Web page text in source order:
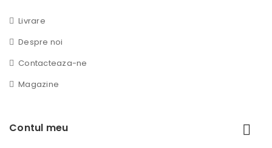
Livrare
Despre noi
Contacteaza-ne
Magazine
Contul meu